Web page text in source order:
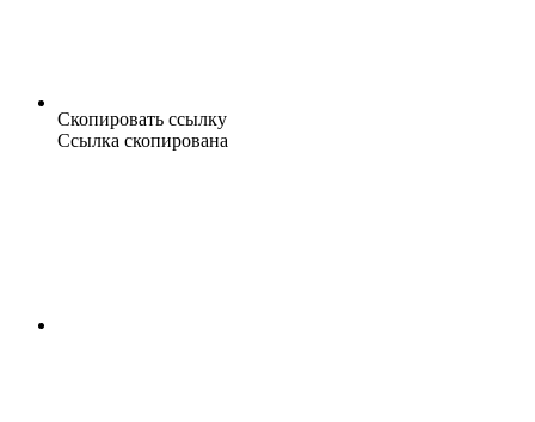
Скопировать ссылку
Ссылка скопирована